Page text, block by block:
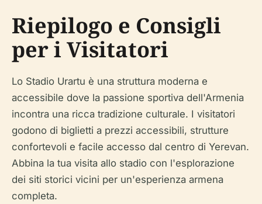
Riepilogo e Consigli
per i Visitatori
Lo Stadio Urartu è una struttura moderna e
accessibile dove la passione sportiva dell'Armenia
incontra una ricca tradizione culturale. I visitatori
godono di biglietti a prezzi accessibili, strutture
confortevoli e facile accesso dal centro di Yerevan.
Abbina la tua visita allo stadio con l'esplorazione
dei siti storici vicini per un'esperienza armena
completa.